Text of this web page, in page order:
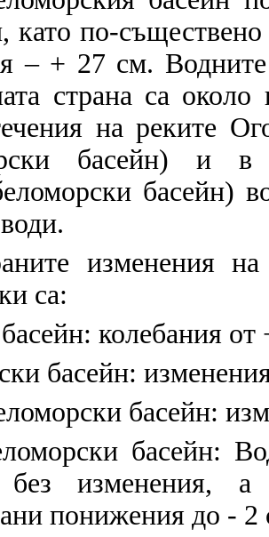
като по-
– + 27 см. Водните
страна са
на реките
басейн) и
басейн)
изменения
са:
колебания
басейн:
басейн:
басейн:
без изменения,
понижения до - 2